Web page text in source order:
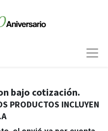
bajo cotización.
PRODUCTOS INCLUYEN